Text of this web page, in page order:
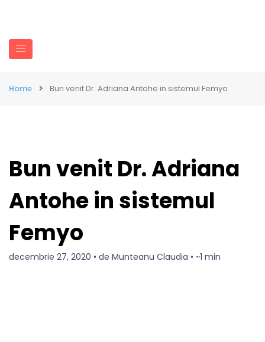
Home Bun venit Dr. Adriana Antohe in sistemul Femyo
Bun venit Dr. Adriana
Antohe in sistemul
Femyo
decembrie 27, 2020 • de Munteanu Claudia • ~1 min